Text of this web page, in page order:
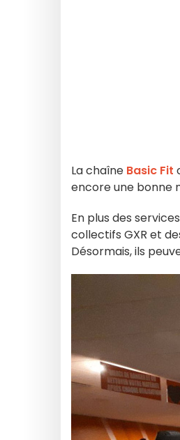
La chaîne Basic Fit
encore une bonne
En plus des
collectifs GXR et
Désormais, ils